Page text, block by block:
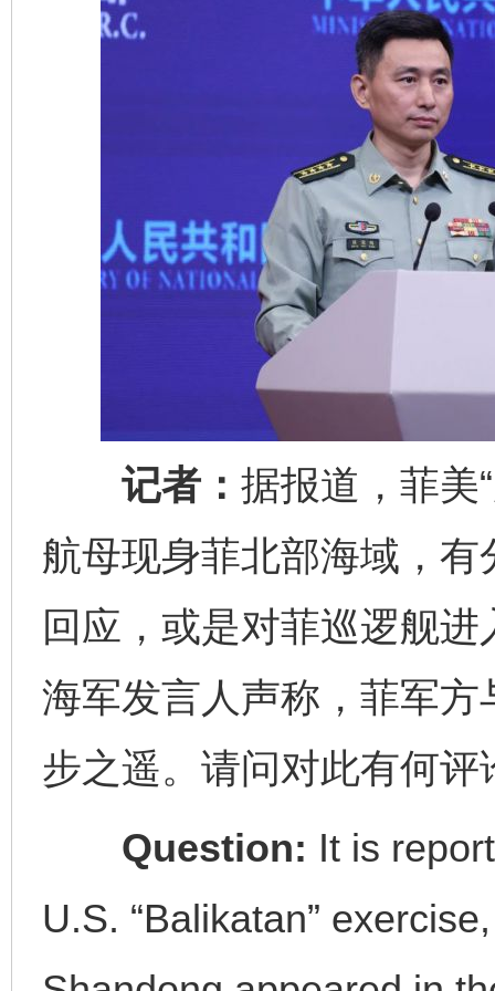
记者： 据报道，菲美
航母现身菲北部海域，
回应，或是对菲巡逻舰
海军发言人声称，菲军
步之遥。请问对此有何评
Question: It is
U.S. “Balikatan”